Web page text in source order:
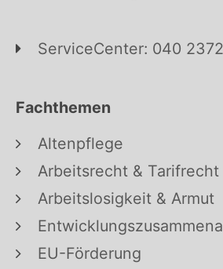
ServiceCenter: 040
Fachthemen
Altenpflege
Arbeitsrecht & Tarifrecht
Arbeitslosigkeit & Armut
EU-Förderung